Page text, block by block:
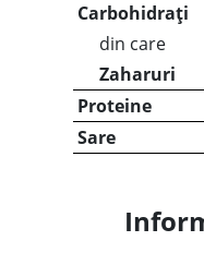
Carbohidrați
din care
Zaharuri
Proteine
Sare